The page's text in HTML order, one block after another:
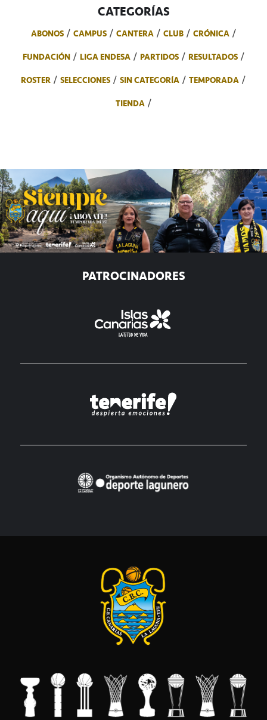
CATEGORÍAS
ABONOS CAMPUS CANTERA CLUB
CRÓNICA
FUNDACIÓN
LIGA ENDESA PARTIDOS
RESULTADOS
ROSTER
SELECCIONES SIN CATEGORÍA
TEMPORADA
TIENDA
PATROCINADORES